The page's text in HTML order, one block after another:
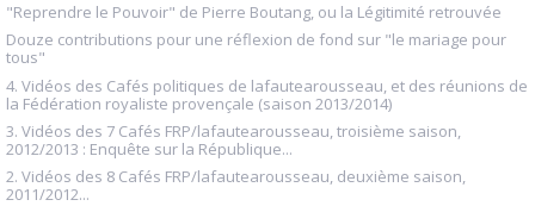
"Reprendre le Pouvoir" de Pierre Boutang, ou la Légitimité retrouvée
Douze contributions pour une réflexion de fond sur "le mariage pour
tous"
4. Vidéos des Cafés politiques de lafautearousseau, et des réunions de
la Fédération royaliste provençale (saison 2013/2014)
3. Vidéos des 7 Cafés FRP/lafautearousseau, troisième saison,
2012/2013 : Enquête sur la République...
2. Vidéos des 8 Cafés FRP/lafautearousseau, deuxième saison,
2011/2012...